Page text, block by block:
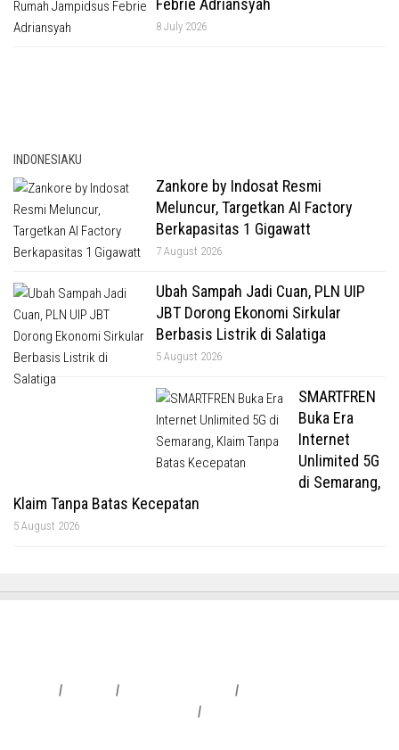
Febrie Adriansyah
8 July 2026
INDONESIAKU
Zankore by Indosat Resmi
Meluncur, Targetkan AI Factory
Berkapasitas 1 Gigawatt
7 August 2026
Ubah Sampah Jadi Cuan, PLN UIP
JBT Dorong Ekonomi Sirkular
Berbasis Listrik di Salatiga
5 August 2026
SMARTFREN
Buka Era
Internet
Unlimited 5G
di Semarang,
Klaim Tanpa Batas Kecepatan
5 August 2026
| | |
|